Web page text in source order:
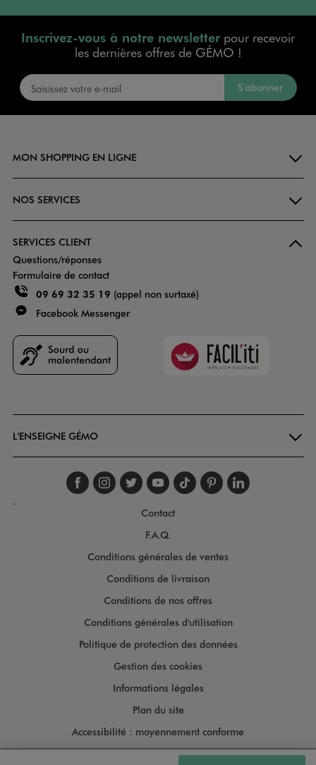
Inscrivez-vous à notre newsletterpour recevoir
les dernières offres de GÉMO !
S’abonner
MON SHOPPING EN LIGNE
NOS SERVICES
SERVICES CLIENT
Questions/réponses
Formulaire de contact
09 69 32 35 19 (appel non surtaxé)
Facebook Messenger
Faciliti
L'ENSEIGNE GÉMO
Suivez-nous sur
Suivez-nous sur
Suivez-nous sur
Suivez-nous
Suivez-nous
Suivez-
.
Contact
F.A.Q.
Conditions générales de ventes
Conditions de livraison
Conditions de nos offres
Conditions générales d'utilisation
Politique de protection des données
Gestion des cookies
Informations légales
Plan du site
Accessibilité : moyennement conforme